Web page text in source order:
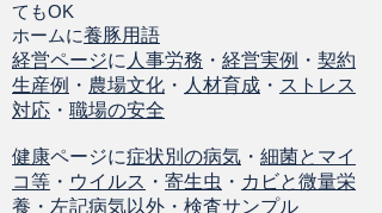
てもOK
ホームに養豚用語
経営ページに 人事労務 ・ 経営実例 ・ 契約
生産例 ・ 農場文化 ・ 人材育成 ・ ストレス
対応 ・ 職場の安全
健康ページに症状別の病気 ・ 細菌とマイ
コ等 ・ ウイルス ・ 寄生虫 ・ カビと微量栄
養 ・ 左記病気以外 ・ 検査サンプル